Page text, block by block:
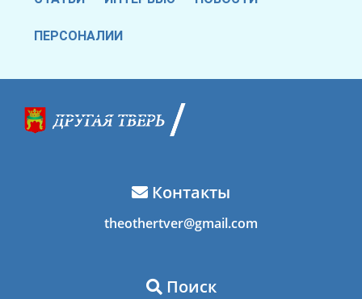
ПЕРСОНАЛИИ
Контакты
theothertver@gmail.com
Поиск